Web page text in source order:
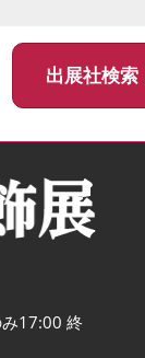
出展社検
17:00 終